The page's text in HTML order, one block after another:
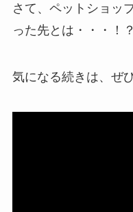
さて、ペットショッ
った先とは・・・！？
気になる続きは、ぜ